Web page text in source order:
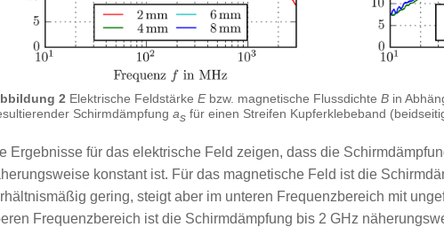
2 Elektrische FeldstärkeEbzw. magnetische FlussdichteB in
Schirmdämpfungas für einen Streifen Kupferklebeband
Ergebnisse für das elektrische Feld zeigen, dass die
konstant ist. Für das magnetische Feld ist die
gering, steigt aber im unteren Frequenzbereich mit
Frequenzbereich ist die Schirmdämpfung bis 2 GHz